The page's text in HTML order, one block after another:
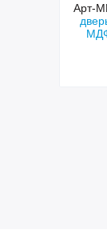
Коттеджная
со
с терморазрывом,